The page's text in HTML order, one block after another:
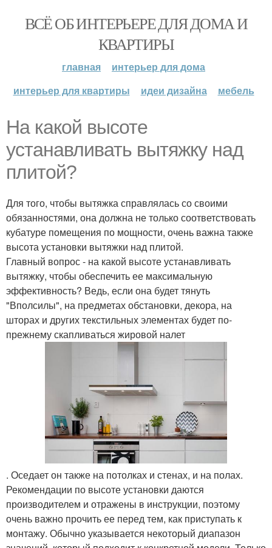
ВСЁ ОБ ИНТЕРЬЕРЕ ДЛЯ ДОМА И
КВАРТИРЫ
главная
интерьер для дома
интерьер для квартиры
идеи дизайна мебель
На какой высоте
устанавливать вытяжку над
плитой?
Для того, чтобы вытяжка справлялась со своими
обязанностями, она должна не только соответствовать
кубатуре помещения по мощности, очень важна также
высота установки вытяжки над плитой.
Главный вопрос - на какой высоте устанавливать
вытяжку, чтобы обеспечить ее максимальную
эффективность? Ведь, если она будет тянуть
"Вполсилы", на предметах обстановки, декора, на
шторах и других текстильных элементах будет по-
прежнему скапливаться жировой налет
. Оседает он также на потолках и стенах, и на полах.
Рекомендации по высоте установки даются
производителем и отражены в инструкции, поэтому
очень важно прочить ее перед тем, как приступать к
монтажу. Обычно указывается некоторый диапазон